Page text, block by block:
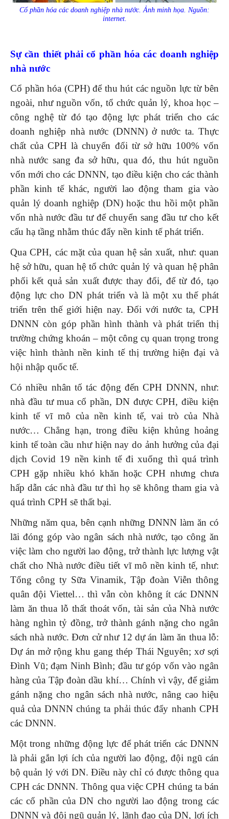
Cổ phần hóa các doanh nghiệp nhà nước. Ảnh minh họa. Nguồn:
internet.
Sự cần thiết phải cổ phần hóa các doanh nghiệp
nhà nước
Cổ phần hóa (CPH) để thu hút các nguồn lực từ bên
ngoài, như nguồn vốn, tổ chức quản lý, khoa học –
công nghệ từ đó tạo động lực phát triển cho các
doanh nghiệp nhà nước (DNNN) ở nước ta. Thực
chất của CPH là chuyển đổi từ sở hữu 100% vốn
nhà nước sang đa sở hữu, qua đó, thu hút nguồn
vốn mới cho các DNNN, tạo điều kiện cho các thành
phần kinh tế khác, người lao động tham gia vào
quản lý doanh nghiệp (DN) hoặc thu hồi một phần
vốn nhà nước đầu tư để chuyển sang đầu tư cho kết
cấu hạ tầng nhằm thúc đẩy nền kinh tế phát triển.
Qua CPH, các mặt của quan hệ sản xuất, như: quan
hệ sở hữu, quan hệ tổ chức quản lý và quan hệ phân
phối kết quả sản xuất được thay đổi, để từ đó, tạo
động lực cho DN phát triển và là một xu thế phát
triển trên thế giới hiện nay. Đối với nước ta, CPH
DNNN còn góp phần hình thành và phát triển thị
trường chứng khoán – một công cụ quan trọng trong
việc hình thành nền kinh tế thị trường hiện đại và
hội nhập quốc tế.
Có nhiều nhân tố tác động đến CPH DNNN, như:
nhà đầu tư mua cổ phần, DN được CPH, điều kiện
kinh tế vĩ mô của nền kinh tế, vai trò của Nhà
nước… Chẳng hạn, trong điều kiện khủng hoảng
kinh tế toàn cầu như hiện nay do ảnh hưởng của đại
dịch Covid 19 nền kinh tế đi xuống thì quá trình
CPH gặp nhiều khó khăn hoặc CPH nhưng chưa
hấp dẫn các nhà đầu tư thì họ sẽ không tham gia và
quá trình CPH sẽ thất bại.
Những năm qua, bên cạnh những DNNN làm ăn có
lãi đóng góp vào ngân sách nhà nước, tạo công ăn
việc làm cho người lao động, trở thành lực lượng vật
chất cho Nhà nước điều tiết vĩ mô nền kinh tế, như:
Tổng công ty Sữa Vinamik, Tập đoàn Viễn thông
quân đội Viettel… thì vẫn còn không ít các DNNN
làm ăn thua lỗ thất thoát vốn, tài sản của Nhà nước
hàng nghìn tỷ đồng, trở thành gánh nặng cho ngân
sách nhà nước. Đơn cử như 12 dự án làm ăn thua lỗ:
Dự án mở rộng khu gang thép Thái Nguyên; xơ sợi
Đình Vũ; đạm Ninh Bình; đầu tư góp vốn vào ngân
hàng của Tập đoàn dầu khí… Chính vì vậy, để giảm
gánh nặng cho ngân sách nhà nước, nâng cao hiệu
quả của DNNN chúng ta phải thúc đẩy nhanh CPH
các DNNN.
Một trong những động lực để phát triển các DNNN
là phải gắn lợi ích của người lao động, đội ngũ cán
bộ quản lý với DN. Điều này chỉ có được thông qua
CPH các DNNN. Thông qua việc CPH chúng ta bán
các cổ phần của DN cho người lao động trong các
DNNN và đội ngũ quản lý, lãnh đạo của DN, lợi ích